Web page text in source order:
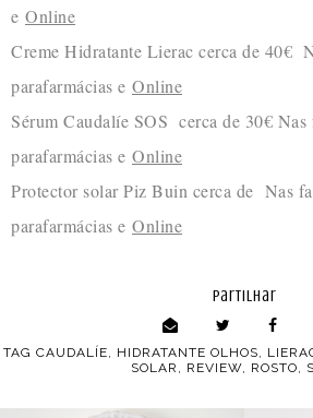
e Online
Creme Hidratante Lierac cerca de 40€
parafarmácias e Online
Sérum Caudalíe SOS cerca de 30€ Nas
parafarmácias e Online
Protector solar Piz Buin cerca de Nas
parafarmácias e Online
partilhar
TAG CAUDALÍE HIDRATANTE OLHOS
SOLAR
REVIEW ROSTO